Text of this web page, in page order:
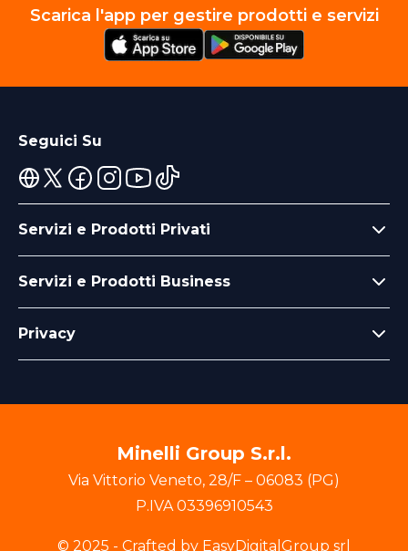
Scarica l'app per gestire prodotti e servizi
Seguici Su
Servizi e Prodotti Privati
Servizi e Prodotti Business
Privacy
Minelli Group S.r.l.
Via Vittorio Veneto, 28/F – 06083 (PG)
P.IVA03396910543
© 2025 - Crafted by EasyDigitalGroup srl